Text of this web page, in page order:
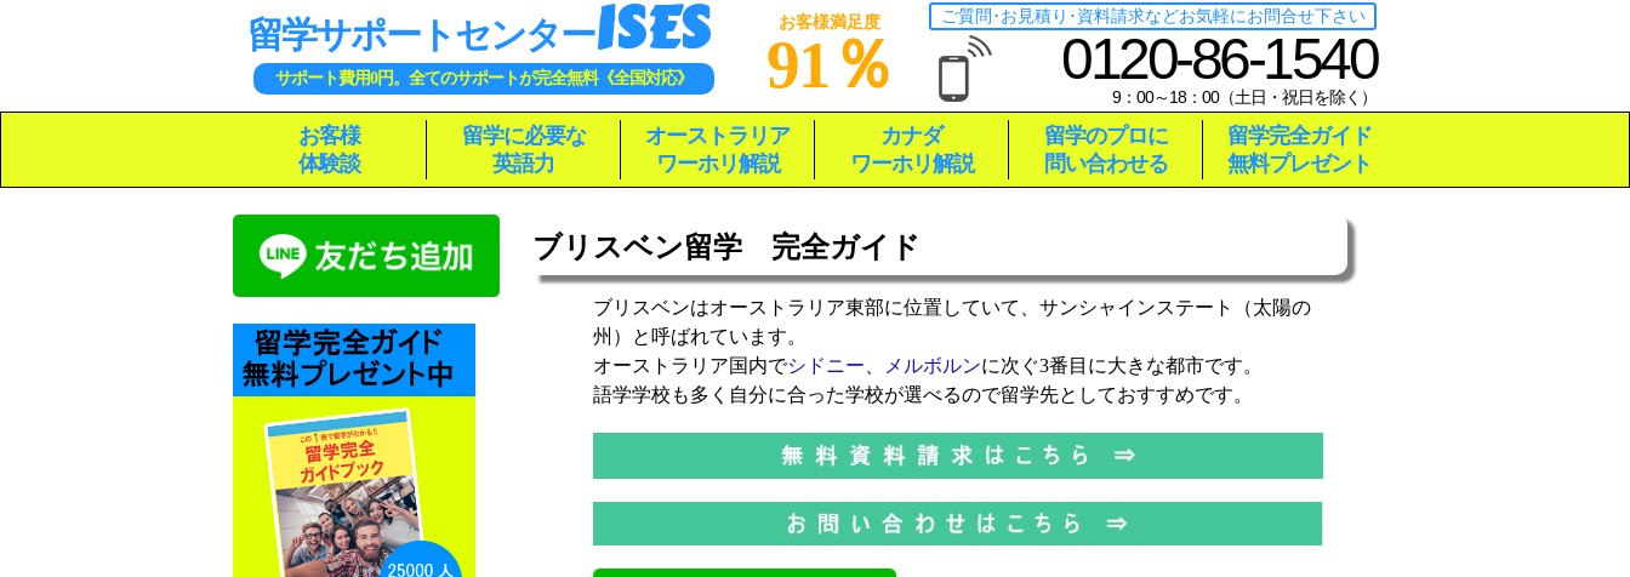
留学サポートセンターISES
サポート費用0円。全てのサポートが完全無料《全国対応》
お客様満足度
91％
ご質問･お見積り･資料請求などお気軽にお問合せ下さい
0120-86-1540
9：00～18：00（土日・祝日を除く）
お客様
体験談
留学に必要な
英語力
オーストラリア
ワーホリ解説
カナダ
ワーホリ解説
留学のプロに
問い合わせる
留学完全ガイド
無料プレゼント
ブリスベン留学 完全ガイド
ブリスベンはオーストラリア東部に位置していて、サンシャインステート（太陽の
州）と呼ばれています。
オーストラリア国内でシドニー メルボルンに次ぐ3番目に大きな都市です。
語学学校も多く自分に合った学校が選べるので留学先としておすすめです。